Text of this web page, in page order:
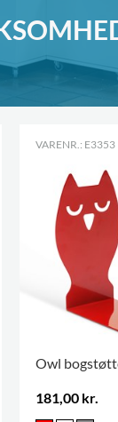
VARENR.: E3353
Owl
181,00 kr.